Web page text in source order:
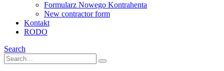
Formularz Nowego Kontrahenta
New contractor form
Kontakt
RODO
Search